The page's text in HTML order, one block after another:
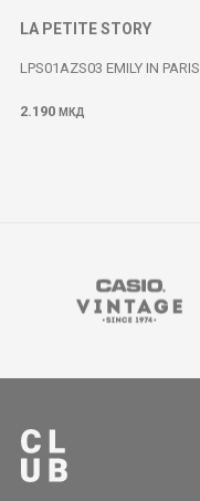
LA PETITE STORY
LPS01AZS03 EMILY IN PARIS
2.190 МКД